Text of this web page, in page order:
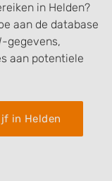
in Helden?
aan de database
gegevens,
aan potentiele
in Helden